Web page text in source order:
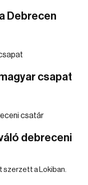
Debrecen
csapat
debreceni
szerzett a Lokiban.